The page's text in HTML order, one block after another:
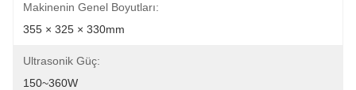
Makinenin Genel Boyutları:
355 × 325 × 330mm
Ultrasonik Güç:
150~360W